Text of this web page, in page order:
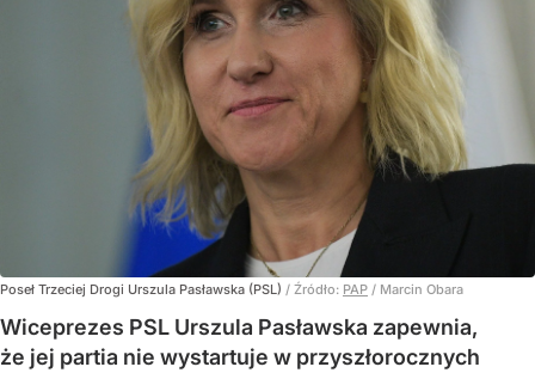
Poseł Trzeciej Drogi Urszula Pasławska (PSL) / Źródło: PAP / Marcin Obara
Wiceprezes PSL Urszula Pasławska zapewnia,
że jej partia nie wystartuje w przyszłorocznych